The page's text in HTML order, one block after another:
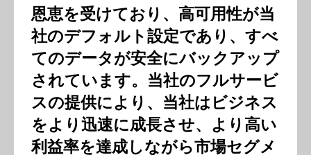
恩恵を受けており、高可用性が当
社のデフォルト設定であり、すべ
てのデータが安全にバックアップ
されています。当社のフルサービ
スの提供により、当社はビジネス
をより迅速に成長させ、より高い
利益率を達成しながら市場セグメ